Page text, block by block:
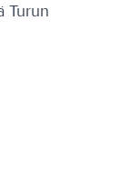
Turun